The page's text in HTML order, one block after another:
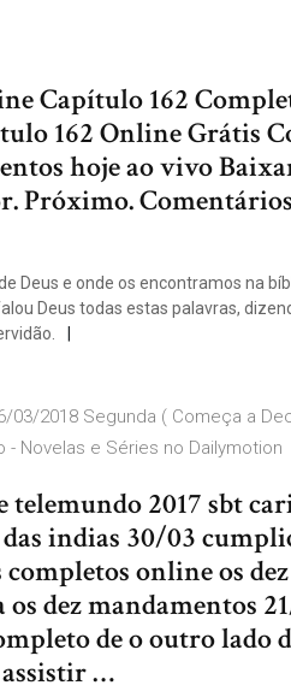
Capítulo 162
162 Online Grátis
hoje ao vivo
Próximo.
Deus e onde os encontramos na
Deus todas estas palavras,
03/2018 Segunda ( Começa a
- Novelas e Séries no Dailymotion
telemundo 2017 sbt
indias 30/03
online os dez
dez mandamentos
de o outro lado
…